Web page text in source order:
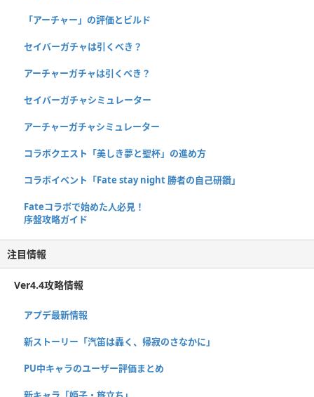
「アーチャー」の評価とビルド
セイバーガチャは引くべき？
アーチャーガチャは引くべき？
セイバーガチャシミュレーター
アーチャーガチャシミュレーター
コラボクエスト「美しき夢と聖杯」の進め方
コラボイベント「Fate stay night 勝者の自己研鑽」
Fateコラボで始めた人必見！
序盤攻略ガイド
注目情報
Ver4.4攻略情報
アプデ最新情報
新ストーリー「汽笛は轟く、帰寂のさなかに」
PU中キャラのユーザー評価まとめ